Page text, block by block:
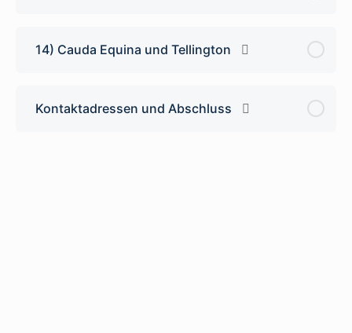
14) Cauda Equina und Tellington
Kontaktadressen und Abschluss